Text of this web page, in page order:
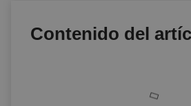
Contenido del